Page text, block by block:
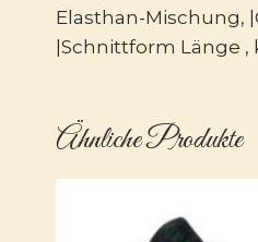
Elasthan-Mischung,
|Schnittform Länge ,
Ähnliche Produkte